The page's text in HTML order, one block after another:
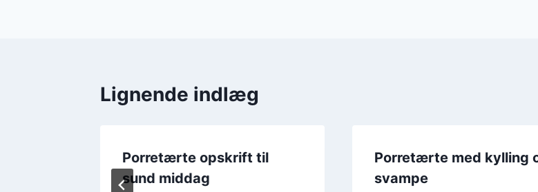
Lignende indlæg
Porretærte opskrift til
sund middag
Porretærte med kylling
svampe